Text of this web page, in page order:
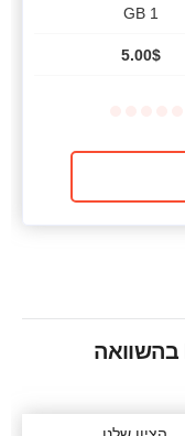
1 GB
$
5.00
איך הביצועים של DigitalOcean בהשוואה